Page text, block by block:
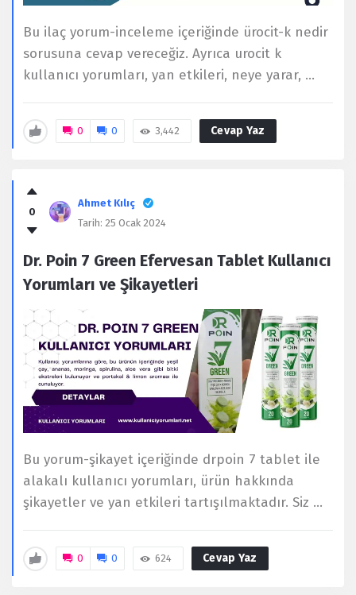
Bu ilaç yorum-inceleme içeriğinde ürocit-k nedir
sorusuna cevap vereceğiz. Ayrıca urocit k
kullanıcı yorumları, yan etkileri, neye yarar, ...
0 0 3,442 Cevap Yaz
0
Ahmet Kılıç
Tarih: 25 Ocak 2024
Dr. Poin 7 Green Efervesan Tablet Kullanıcı
Yorumları ve Şikayetleri
Bu yorum-şikayet içeriğinde drpoin 7 tablet ile
alakalı kullanıcı yorumları, ürün hakkında
şikayetler ve yan etkileri tartışılmaktadır. Siz ...
0 0 624 Cevap Yaz